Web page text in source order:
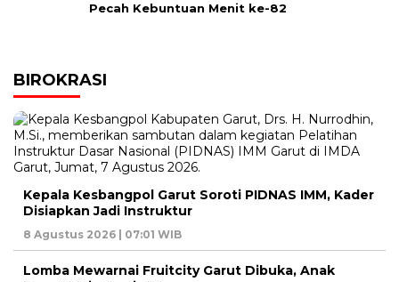
Pecah Kebuntuan Menit ke-82
BIROKRASI
Kepala Kesbangpol Garut Soroti PIDNAS IMM, Kader
Disiapkan Jadi Instruktur
8 Agustus 2026 | 07:01 WIB
Lomba Mewarnai Fruitcity Garut Dibuka, Anak